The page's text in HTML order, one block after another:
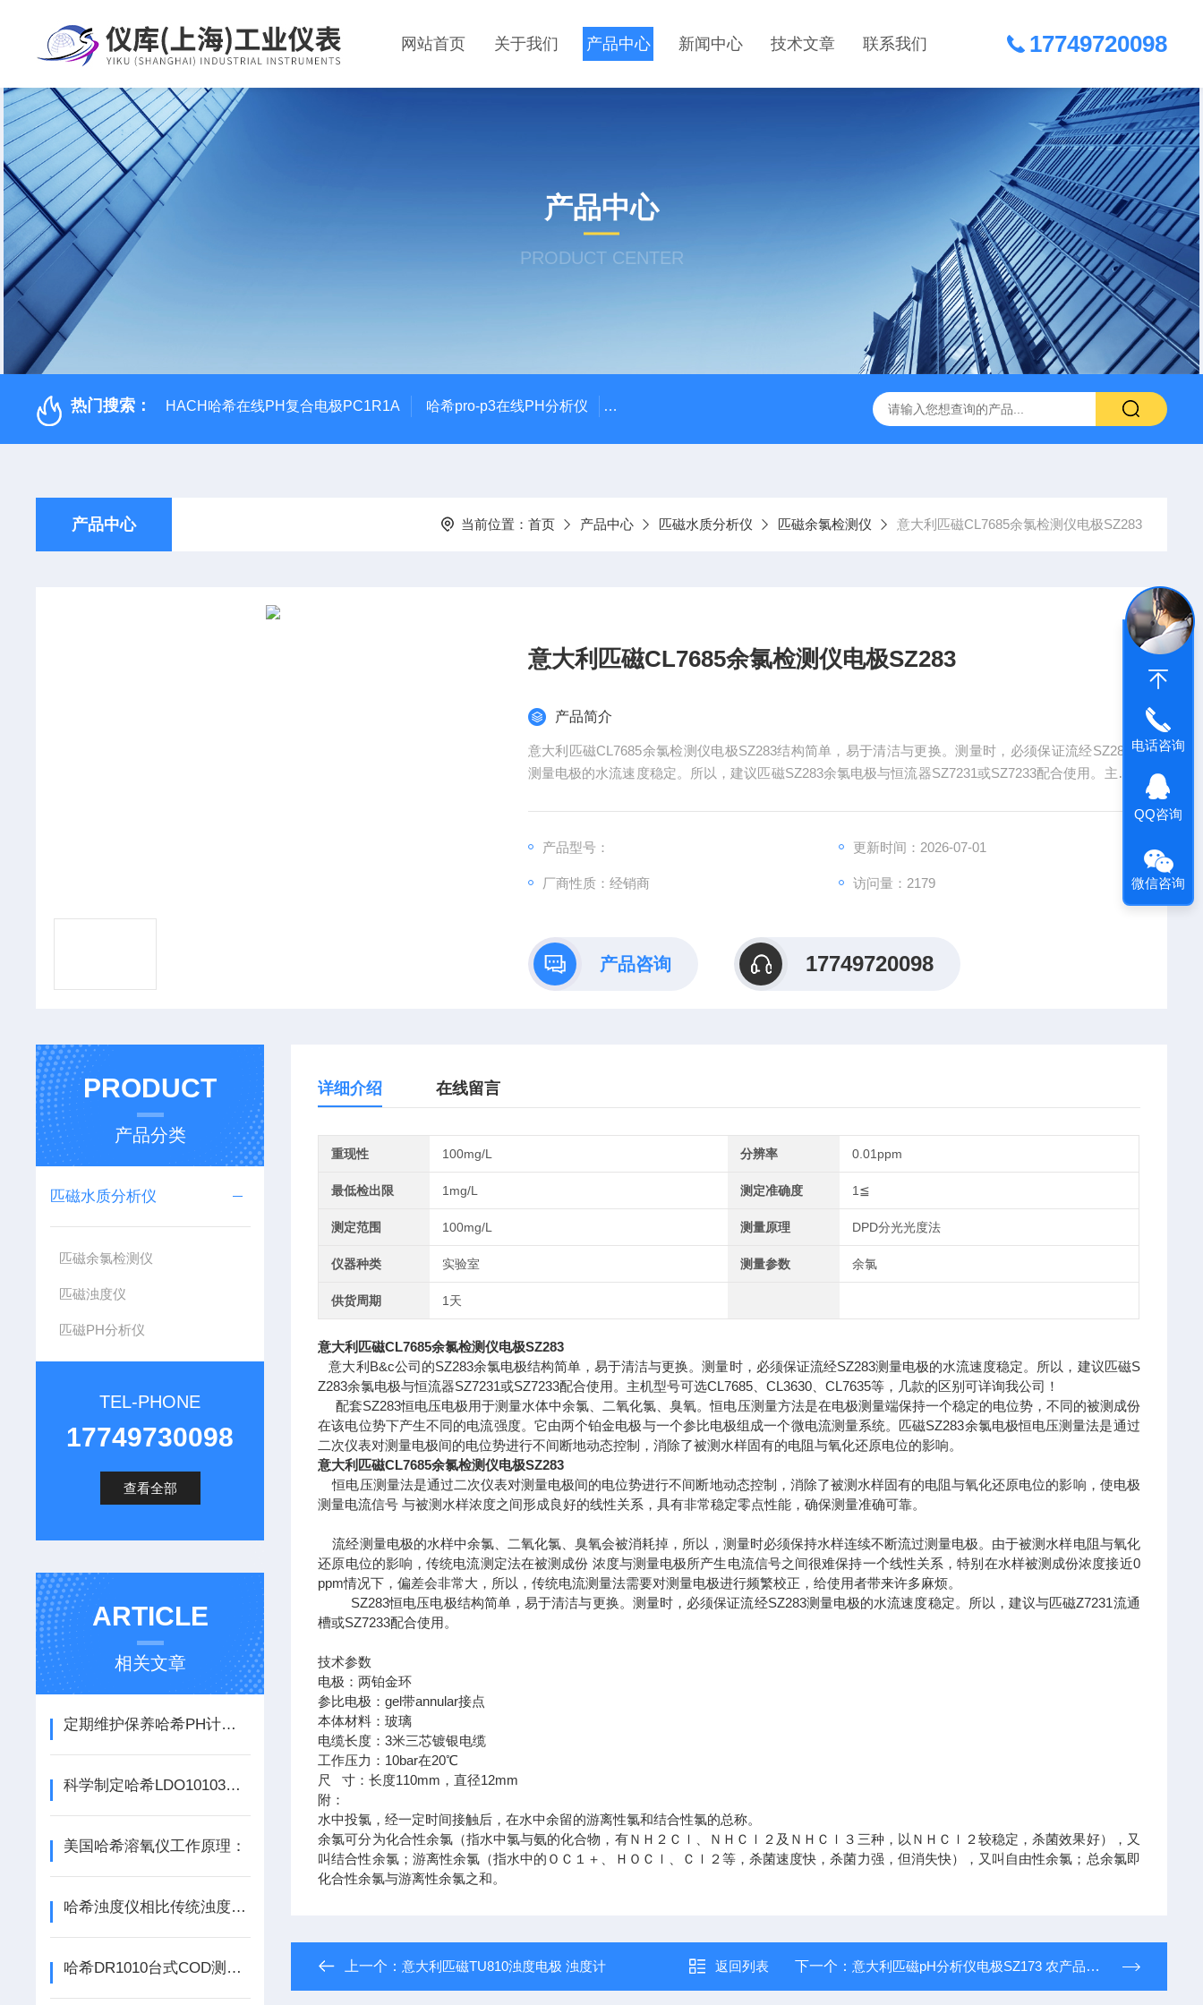
网站首页 关于我们 产品中心 新闻中心 技术文章 联系我们 17749720098
产品中心
PRODUCT CENTER
热门搜索： HACH哈希在线PH复合电极PC1R1A 哈希pro-p3在线PH分析仪 哈希在线PH计电极PD1R1 哈希HQ40D便携式多参数水质分析仪 哈希PD1P1在线PH
产品中心 当前位置： 首页 产品中心 匹磁水质分析仪 匹磁余氯检测仪 意大利匹磁CL7685余氯检测仪电极SZ283
意大利匹磁CL7685余氯检测仪电极SZ283
产品简介
意大利匹磁CL7685余氯检测仪电极SZ283结构简单，易于清洁与更换。测量时，必须保证流经SZ283
测量电极的水流速度稳定。所以，建议匹磁SZ283余氯电极与恒流器SZ7231或SZ7233配合使用。主机
产品型号： 更新时间：2026-07-01
厂商性质：经销商 访问量：2179
产品咨询 17749720098
PRODUCT
产品分类
匹磁水质分析仪
匹磁余氯检测仪
匹磁浊度仪
匹磁PH分析仪
TEL-PHONE
17749730098
查看全部
ARTICLE
相关文章
定期维护保养哈希PH计可获得准确可靠的测量结果
科学制定哈希LDO10103溶氧电极维护策略的重要性分享
美国哈希溶氧仪工作原理：
哈希浊度仪相比传统浊度仪优势在哪
哈希DR1010台式COD测定仪为环境监测与污水处理提供坚实支撑
详细介绍 在线留言
重现性 100mg/L 分辨率 0.01ppm
最低检出限 1mg/L 测定准确度 1≦
测定范围 100mg/L 测量原理 DPD分光光度法
仪器种类 实验室 测量参数 余氯
供货周期 1天
意大利 匹磁CL7685余氯检测仪电极SZ283
意大利B&c公司的SZ283余氯电极结构简单，易于清洁与更换。测量时，必须保证流经SZ283测量电极的水流速度稳定。所以，建议匹磁S
Z283余氯电极与恒流器SZ7231或SZ7233配合使用。主机型号可选CL7685、CL3630、CL7635等，几款的区别可详询我公司！
配套SZ283恒电压电极用于测量水体中余氯、二氧化氯、臭氧。恒电压测量方法是在电极测量端保持一个稳定的电位势，不同的被测成份
在该电位势下产生不同的电流强度。它由两个铂金电极与一个参比电极组成一个微电流测量系统。匹磁SZ283余氯电极恒电压测量法是通过
二次仪表对测量电极间的电位势进行不间断地动态控制，消除了被测水样固有的电阻与氧化还原电位的影响。
意大利 匹磁CL7685余氯检测仪电极SZ283
恒电压测量法是通过二次仪表对测量电极间的电位势进行不间断地动态控制，消除了被测水样固有的电阻与氧化还原电位的影响，使电极
测量电流信号 与被测水样浓度之间形成良好的线性关系，具有非常稳定零点性能，确保测量准确可靠。
流经测量电极的水样中余氯、二氧化氯、臭氧会被消耗掉，所以，测量时必须保持水样连续不断流过测量电极。由于被测水样电阻与氧化
还原电位的影响，传统电流测定法在被测成份 浓度与测量电极所产生电流信号之间很难保持一个线性关系，特别在水样被测成份浓度接近0
ppm情况下，偏差会非常大，所以，传统电流测量法需要对测量电极进行频繁校正，给使用者带来许多麻烦。
SZ283恒电压电极结构简单，易于清洁与更换。测量时，必须保证流经SZ283测量电极的水流速度稳定。所以，建议与匹磁Z7231流通
槽或SZ7233配合使用。
技术参数
电极：两铂金环
参比电极：gel带annular接点
本体材料：玻璃
电缆长度：3米三芯镀银电缆
工作压力：10bar在20℃
尺 寸：长度110mm，直径12mm
附：
水中投氯，经一定时间接触后，在水中余留的游离性氯和结合性氯的总称。
余氯可分为化合性余氯（指水中氯与氨的化合物，有ＮＨ２Ｃｌ、ＮＨＣｌ２及ＮＨＣｌ３三种，以ＮＨＣｌ２较稳定，杀菌效果好），又
叫结合性余氯；游离性余氯（指水中的ＯＣ１＋、ＨＯＣｌ、Ｃｌ２等，杀菌速度快，杀菌力强，但消失快），又叫自由性余氯；总余氯即
化合性余氯与游离性余氯之和。
上一个：意大利匹磁TU810浊度电极 浊度计 返回列表 下一个： 意大利匹磁pH分析仪电极SZ173 农产品重金属检测仪
电话咨询
QQ咨询
微信咨询